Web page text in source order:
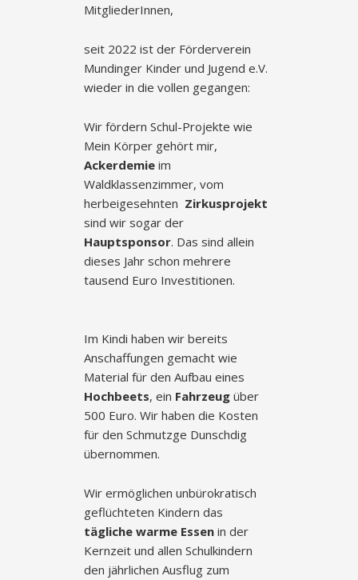
MitgliederInnen,
seit 2022 ist der Förderverein
Mundinger Kinder und Jugend e.V.
wieder in die vollen gegangen:
Wir fördern Schul-Projekte wie
Mein Körper gehört mir,
Ackerdemieim
Waldklassenzimmer, vom
herbeigesehnten Zirkusprojekt
sind wir sogar der
Hauptsponsor. Das sind allein
dieses Jahr schon mehrere
tausend Euro Investitionen.
Im Kindi haben wir bereits
Anschaffungen gemacht wie
Material für den Aufbau eines
Hochbeets, ein Fahrzeugüber
500 Euro. Wir haben die Kosten
für den Schmutzge Dunschdig
übernommen.
Wir ermöglichen unbürokratisch
geflüchteten Kindern das
tägliche warme Essenin der
Kernzeit und allen Schulkindern
den jährlichen Ausflug zum